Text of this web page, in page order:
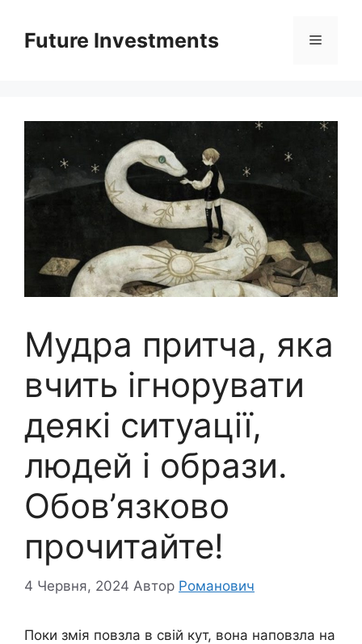
вмістуFuture Investments Меню
Мудра притча, яка
вчить ігнорувати
деякі ситуації,
людей і образи.
Обов’язково
прочитайте!
4 Червня, 2024 Автор Романович
Поки змія повзла в свій кут, вона наповзла на